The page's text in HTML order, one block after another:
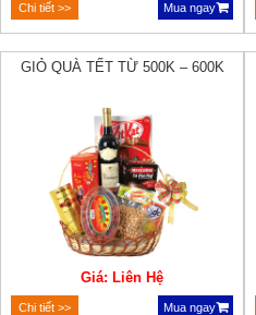
Chi tiết >> Mua ngay
GIỎ QUÀ TẾT TỪ 500K – 600K
Giá: Liên Hệ
Chi tiết >> Mua ngay